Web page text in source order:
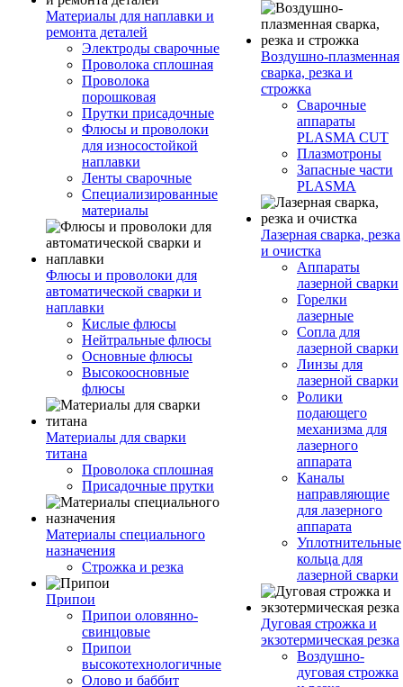
Материалы для наплавки и
ремонта деталей
Электроды сварочные
Проволока сплошная
Проволока
порошковая
Прутки присадочные
Флюсы и проволоки
для износостойкой
наплавки
Ленты сварочные
Специализированные
материалы
Флюсы и проволоки для
автоматической сварки и
наплавки
Кислые флюсы
Нейтральные флюсы
Основные флюсы
Высокоосновные
флюсы
Материалы для сварки
титана
Проволока сплошная
Присадочные прутки
Материалы специального
назначения
Строжка и резка
Припои
Припои оловянно-
свинцовые
Припои
высокотехнологичные
Олово и баббит
Воздушно-плазменная
сварка, резка и
строжка
Сварочные
аппараты
PLASMA CUT
Плазмотроны
Запасные части
PLASMA
Лазерная сварка, резка
и очистка
Аппараты
лазерной сварки
Горелки
лазерные
Сопла для
лазерной сварки
Линзы для
лазерной сварки
Ролики
подающего
механизма для
лазерного
аппарата
Каналы
направляющие
для лазерного
аппарата
Уплотнительные
кольца для
лазерной сварки
Дуговая строжка и
экзотермическая резка
Воздушно-
дуговая строжка